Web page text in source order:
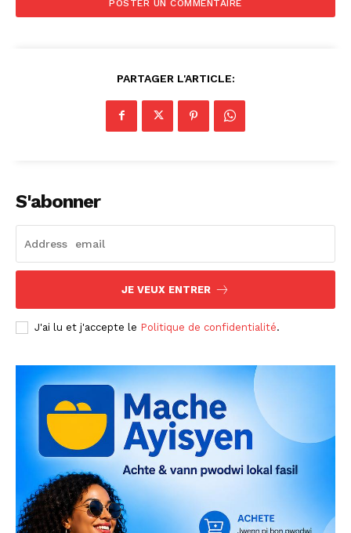
PARTAGER L'ARTICLE:
S'abonner
JE VEUX ENTRER
J'ai lu et j'accepte le Politique de confidentialité.